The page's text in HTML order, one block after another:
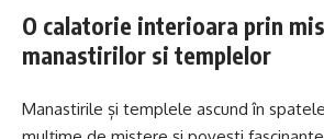
O calatorie interioara prin
manastirilor si templelor
Manastirile și templele ascund în